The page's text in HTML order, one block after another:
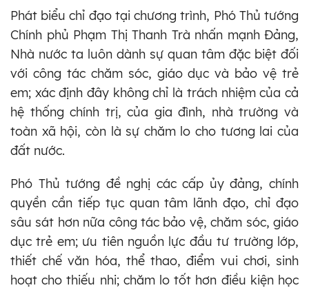
Phát biểu chỉ đạo tại chương trình, Phó Thủ tướng
Chính phủ Phạm Thị Thanh Trà nhấn mạnh Đảng,
Nhà nước ta luôn dành sự quan tâm đặc biệt đối
với công tác chăm sóc, giáo dục và bảo vệ trẻ
em; xác định đây không chỉ là trách nhiệm của cả
hệ thống chính trị, của gia đình, nhà trường và
toàn xã hội, còn là sự chăm lo cho tương lai của
đất nước.
Phó Thủ tướng đề nghị các cấp ủy đảng, chính
quyền cần tiếp tục quan tâm lãnh đạo, chỉ đạo
sâu sát hơn nữa công tác bảo vệ, chăm sóc, giáo
dục trẻ em; ưu tiên nguồn lực đầu tư trường lớp,
thiết chế văn hóa, thể thao, điểm vui chơi, sinh
hoạt cho thiếu nhi; chăm lo tốt hơn điều kiện học